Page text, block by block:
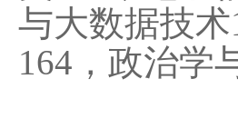
与大数据技术
164 ，政治学